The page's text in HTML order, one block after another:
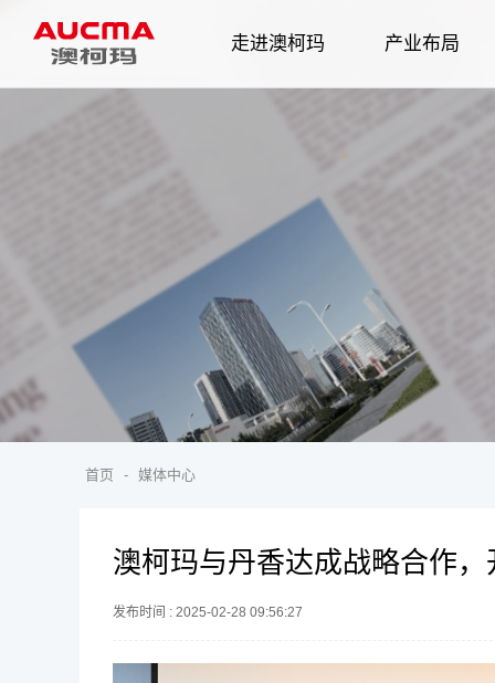
走进澳柯玛 产业布局
首页 - 媒体中心
澳柯玛与丹香达成战略合作
发布时间 : 2025-02-28 09:56:27